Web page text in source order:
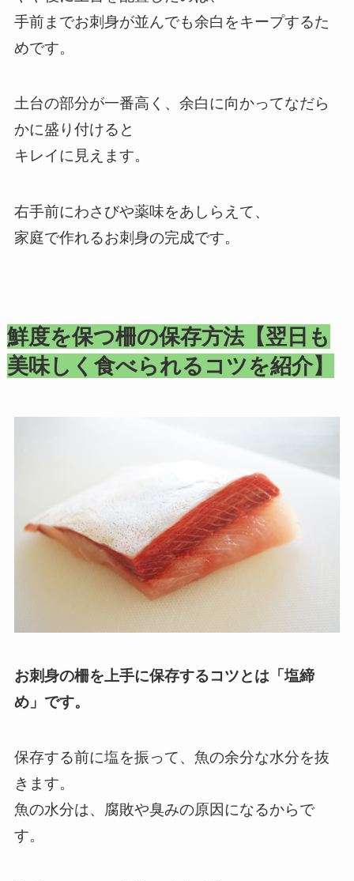
手前までお刺身が並んでも余白をキープするた
めです。
土台の部分が一番高く、余白に向かってなだら
かに盛り付けると
キレイに見えます。
右手前にわさびや薬味をあしらえて、
家庭で作れるお刺身の完成です。
鮮度を保つ柵の保存方法【翌日も
美味しく食べられるコツを紹介】
お刺身の柵を上手に保存するコツとは「塩締
め」です。
保存する前に塩を振って、魚の余分な水分を抜
きます。
魚の水分は、腐敗や臭みの原因になるからで
す。